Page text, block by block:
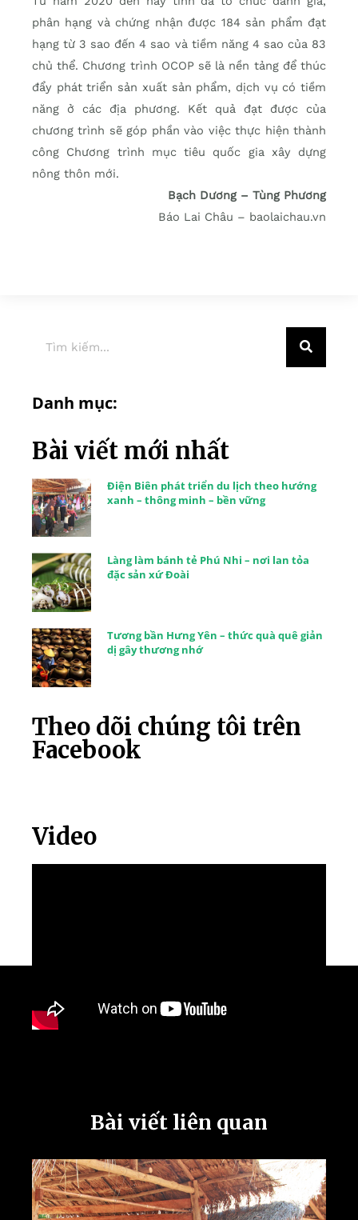
phân hạng và chứng nhận được 184 sản phẩm đạt
hạng từ 3 sao đến 4 sao và tiềm năng 4 sao của 83
chủ thể. Chương trình OCOP sẽ là nền tảng để thúc
đẩy phát triển sản xuất sản phẩm, dịch vụ có tiềm
năng ở các địa phương. Kết quả đạt được của
chương trình sẽ góp phần vào việc thực hiện thành
công Chương trình mục tiêu quốc gia xây dựng
nông thôn mới.
Bạch Dương – Tùng Phương
Báo Lai Châu – baolaichau.vn
Danh mục:
Bài viết mới nhất
Điện Biên phát triển du lịch theo hướng
xanh – thông minh – bền vững
Làng làm bánh tẻ Phú Nhi – nơi lan tỏa
đặc sản xứ Đoài
Tương bần Hưng Yên – thức quà quê giản
dị gây thương nhớ
Theo dõi chúng tôi trên
Facebook
Video
Bài viết liên quan